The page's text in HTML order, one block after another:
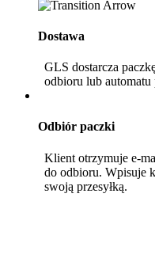
Dostawa
GLS dostarcza
odbioru lub automatu
Odbiór paczki
Klient otrzymuje e-
do odbioru. Wpisuje
swoją przesyłką.